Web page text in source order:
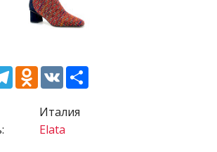
TelegramOdnoklassniki
VK
Италия
Elata